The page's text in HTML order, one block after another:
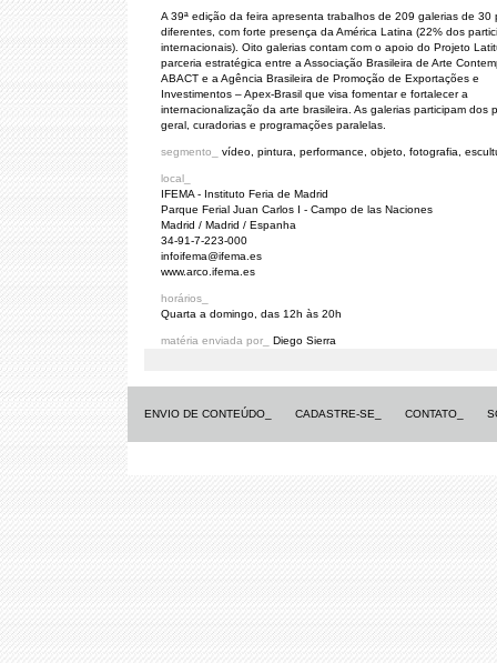
A 39ª edição da feira apresenta trabalhos de 209 galerias de 30
diferentes, com forte presença da América Latina (22% dos
internacionais). Oito galerias contam com o apoio do Projeto
parceria estratégica entre a Associação Brasileira de Arte
ABACT e a Agência Brasileira de Promoção de Exportações e
Investimentos – Apex-Brasil que visa fomentar e fortalecer a
internacionalização da arte brasileira. As galerias participam dos
geral, curadorias e programações paralelas.
segmento_ vídeo, pintura, performance, objeto, fotografia,
local_
IFEMA - Instituto Feria de Madrid
Parque Ferial Juan Carlos I - Campo de las Naciones
Madrid / Madrid / Espanha
34-91-7-223-000
infoifema@ifema.es
www.arco.ifema.es
horários_
Quarta a domingo, das 12h às 20h
matéria enviada por_ Diego Sierra
ENVIO DE CONTEÚDO_ CADASTRE-SE_ CONTATO_